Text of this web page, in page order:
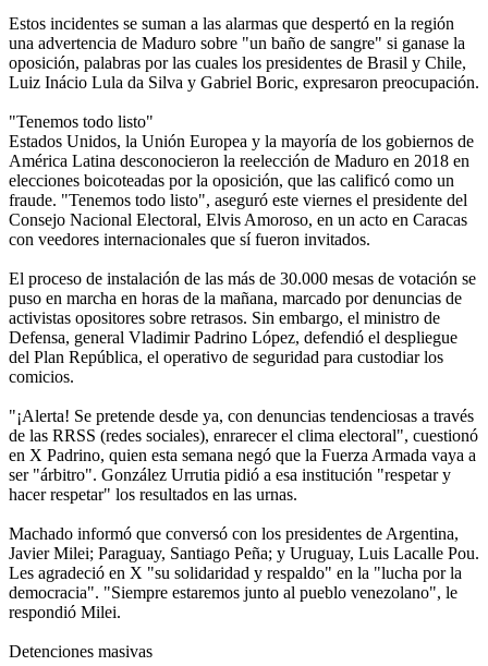
Estos incidentes se suman a las alarmas que despertó en la región
una advertencia de Maduro sobre "un baño de sangre" si ganase la
oposición, palabras por las cuales los presidentes de Brasil y Chile,
Luiz Inácio Lula da Silva y Gabriel Boric, expresaron preocupación.
"Tenemos todo listo"
Estados Unidos, la Unión Europea y la mayoría de los gobiernos de
América Latina desconocieron la reelección de Maduro en 2018 en
elecciones boicoteadas por la oposición, que las calificó como un
fraude. "Tenemos todo listo", aseguró este viernes el presidente del
Consejo Nacional Electoral, Elvis Amoroso, en un acto en Caracas
con veedores internacionales que sí fueron invitados.
El proceso de instalación de las más de 30.000 mesas de votación se
puso en marcha en horas de la mañana, marcado por denuncias de
activistas opositores sobre retrasos. Sin embargo, el ministro de
Defensa, general Vladimir Padrino López, defendió el despliegue
del Plan República, el operativo de seguridad para custodiar los
comicios.
"¡Alerta! Se pretende desde ya, con denuncias tendenciosas a través
de las RRSS (redes sociales), enrarecer el clima electoral", cuestionó
en X Padrino, quien esta semana negó que la Fuerza Armada vaya a
ser "árbitro". González Urrutia pidió a esa institución "respetar y
hacer respetar" los resultados en las urnas.
Machado informó que conversó con los presidentes de Argentina,
Javier Milei; Paraguay, Santiago Peña; y Uruguay, Luis Lacalle Pou.
Les agradeció en X "su solidaridad y respaldo" en la "lucha por la
democracia". "Siempre estaremos junto al pueblo venezolano", le
respondió Milei.
Detenciones masivas